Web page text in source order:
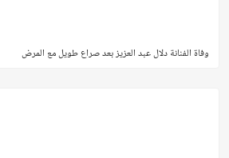
وفاة الفنانة دلال عبد العزيز بعد صراع طويل مع المرض